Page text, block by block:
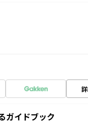
ガイドブック